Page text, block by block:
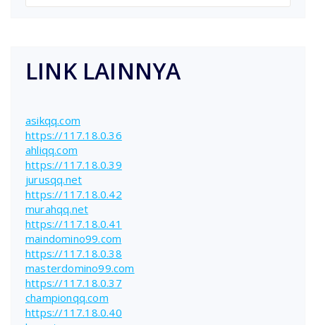
LINK LAINNYA
asikqq.com
https://117.18.0.36
ahliqq.com
https://117.18.0.39
jurusqq.net
https://117.18.0.42
murahqq.net
https://117.18.0.41
maindomino99.com
https://117.18.0.38
masterdomino99.com
https://117.18.0.37
championqq.com
https://117.18.0.40